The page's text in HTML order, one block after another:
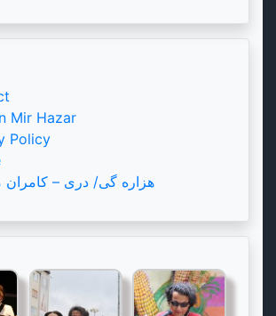
Mir Hazar
Policy
هزاره گی/ دری – کامران